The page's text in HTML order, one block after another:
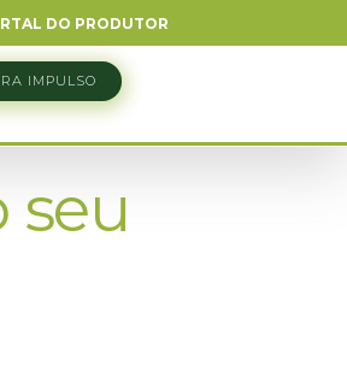
DO PRODUTOR
IMPULSO
seu